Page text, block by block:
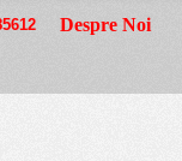
Despre Noi